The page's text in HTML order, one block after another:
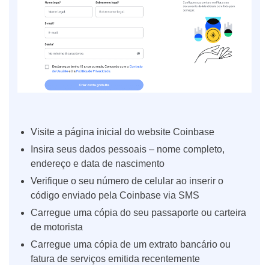
Visite a página inicial do website Coinbase
Insira seus dados pessoais – nome completo,
endereço e data de nascimento
Verifique o seu número de celular ao inserir o
código enviado pela Coinbase via SMS
Carregue uma cópia do seu passaporte ou carteira
de motorista
Carregue uma cópia de um extrato bancário ou
fatura de serviços emitida recentemente